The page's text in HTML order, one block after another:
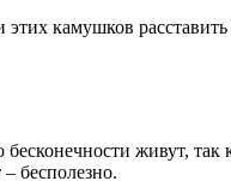
камушков
живут, так
бесполезно.